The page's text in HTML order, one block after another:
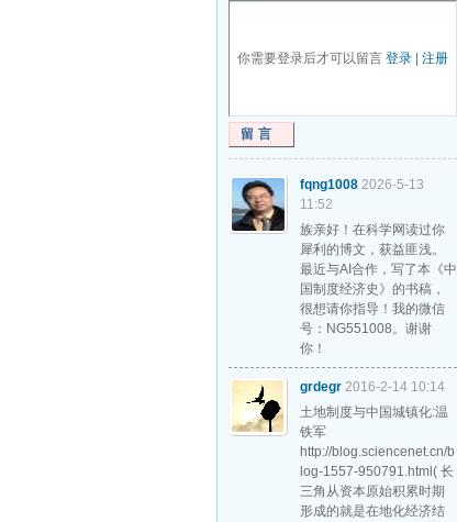
你需要登录后才可以留言 登录 注册
留言
fqng1008 2026-5-13
11:52
族亲好！在科学网读过你
犀利的博文，获益匪浅。
最近与AI合作，写了本《中
国制度经济史》的书稿，
很想请你指导！我的微信
号：NG551008。谢谢
你！
grdegr 2016-2-14 10:14
土地制度与中国城镇化:温
铁军
http://blog.sciencenet.cn/b
log-1557-950791.html( 长
三角从资本原始积累时期
形成的就是在地化经济结